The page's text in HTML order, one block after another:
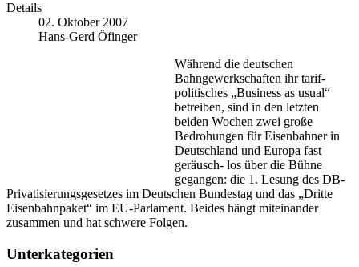
Details
02. Oktober 2007
Hans-Gerd Öfinger
Während die deutschen
Bahngewerkschaften ihr tarif-
politisches „Business as usual“
betreiben, sind in den letzten
beiden Wochen zwei große
Bedrohungen für Eisenbahner in
Deutschland und Europa fast
geräusch- los über die Bühne
gegangen: die 1. Lesung des DB-
Privatisierungsgesetzes im Deutschen Bundestag und das „Dritte
Eisenbahnpaket“ im EU-Parlament. Beides hängt miteinander
zusammen und hat schwere Folgen.
Unterkategorien